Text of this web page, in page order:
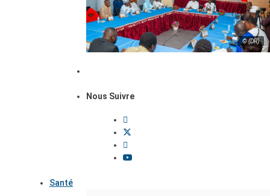
© (DR)
Nous Suivre
Santé